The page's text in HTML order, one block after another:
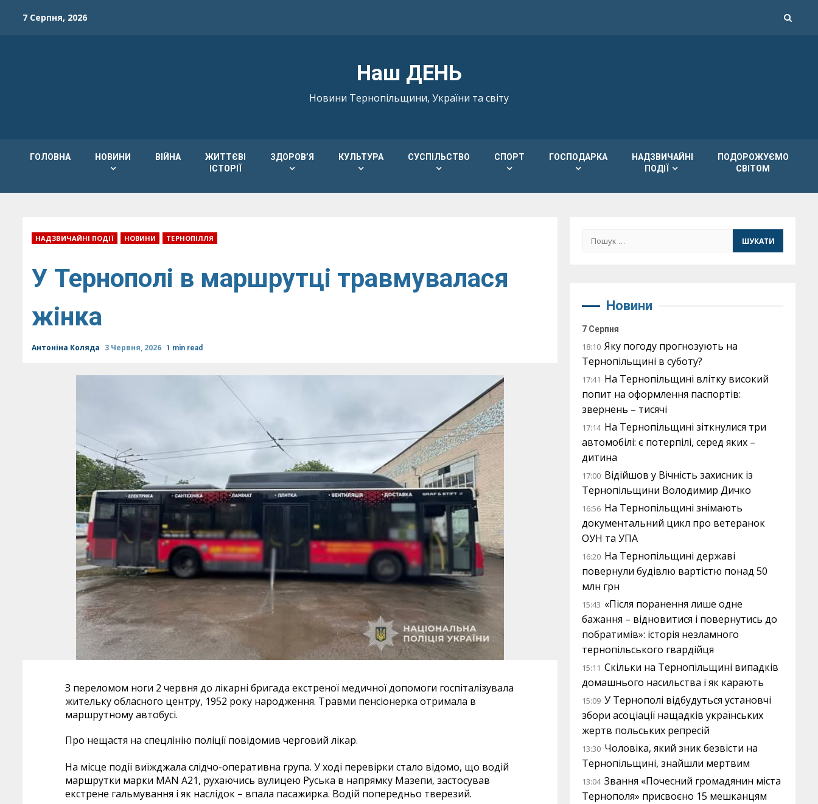
7 Серпня, 2026
Наш ДЕНЬ
Новини Тернопільщини, України та світу
ГОЛОВНА НОВИНИ ВІЙНА
ЖИТТЄВІ
ІСТОРІЇ
ЗДОРОВ’Я КУЛЬТУРА СУСПІЛЬСТВО СПОРТ ГОСПОДАРКА
НАДЗВИЧАЙНІ
ПОДІЇ
ПОДОРОЖУЄМО
СВІТОМ
НАДЗВИЧАЙНІ ПОДІЇ НОВИНИ ТЕРНОПІЛЛЯ
У Тернополі в маршрутці травмувалася
жінка
Антоніна Коляда 3 Червня, 2026 1 min read
З переломом ноги 2 червня до лікарні бригада екстреної медичної допомоги госпіталізувала
жительку обласного центру, 1952 року народження. Травми пенсіонерка отримала в
маршрутному автобусі.
Про нещастя на спецлінію поліції повідомив черговий лікар.
На місце події виїжджала слідчо-оперативна група. У ході перевірки стало відомо, що водій
маршрутки марки MAN A21, рухаючись вулицею Руська в напрямку Мазепи, застосував
екстрене гальмування і як наслідок – впала пасажирка. Водій попередньо тверезий.
Пошук:
Новини
7 Серпня
18:10 Яку погоду прогнозують на
Тернопільщині в суботу?
17:41 На Тернопільщині влітку високий
попит на оформлення паспортів:
звернень – тисячі
17:14 На Тернопільщині зіткнулися три
автомобілі: є потерпілі, серед яких –
дитина
17:00 Відійшов у Вічність захисник із
Тернопільщини Володимир Дичко
16:56 На Тернопільщині знімають
документальний цикл про ветеранок
ОУН та УПА
16:20 На Тернопільщині державі
повернули будівлю вартістю понад 50
млн грн
15:43 «Після поранення лише одне
бажання – відновитися і повернутись до
побратимів»: історія незламного
тернопільського гвардійця
15:11 Скільки на Тернопільщині випадків
домашнього насильства і як карають
15:09 У Тернополі відбудуться установчі
збори асоціації нащадків українських
жертв польських репресій
13:30 Чоловіка, який зник безвісти на
Тернопільщині, знайшли мертвим
13:04 Звання «Почесний громадянин міста
Тернополя» присвоєно 15 мешканцям